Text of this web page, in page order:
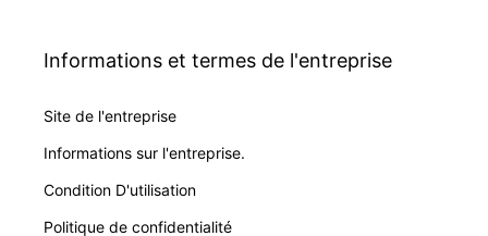
Informations et termes de l'entreprise
Site de l'entreprise
Informations sur l'entreprise.
Condition D'utilisation
Politique de confidentialité